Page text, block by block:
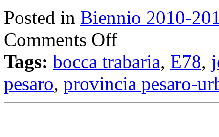
Posted in Biennio 2010-
Comments Off
Tags: bocca trabaria, E78,
pesaro, provincia pesaro-